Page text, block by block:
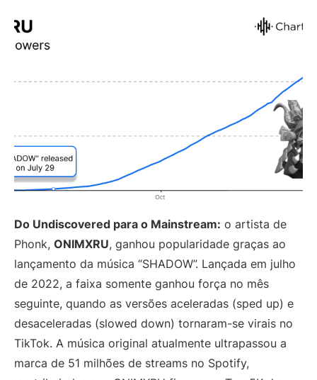
Do Undiscovered para o Mainstream: o artista de
Phonk, ONIMXRU, ganhou popularidade graças ao
lançamento da música “SHADOW”. Lançada em julho
de 2022, a faixa somente ganhou força no mês
seguinte, quando as versões aceleradas (sped up) e
desaceleradas (slowed down) tornaram-se virais no
TikTok. A música original atualmente ultrapassou a
marca de 51 milhões de streams no Spotify,